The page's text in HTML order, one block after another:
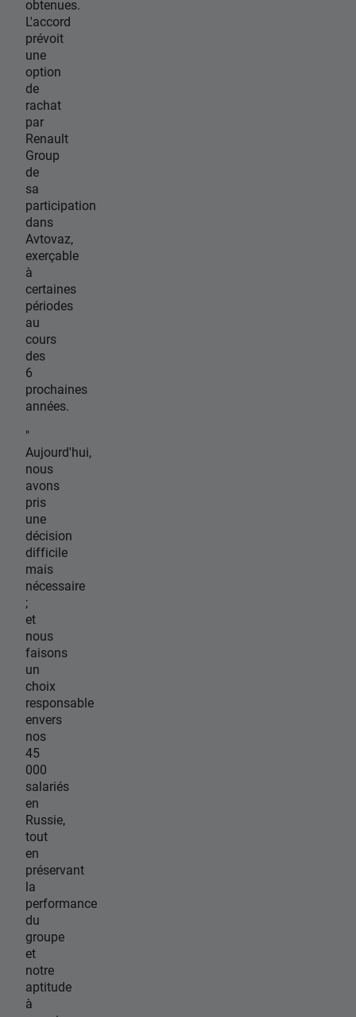
obtenues.
L'accord
prévoit
une
option
de
rachat
par
Renault
Group
de
sa
participation
dans
Avtovaz,
exerçable
à
certaines
périodes
au
cours
des
6
prochaines
années.
"
Aujourd'hui,
nous
avons
pris
une
décision
difficile
mais
nécessaire
;
et
nous
faisons
un
choix
responsable
envers
nos
45
000
salariés
en
Russie,
tout
en
préservant
la
performance
du
groupe
et
notre
aptitude
à